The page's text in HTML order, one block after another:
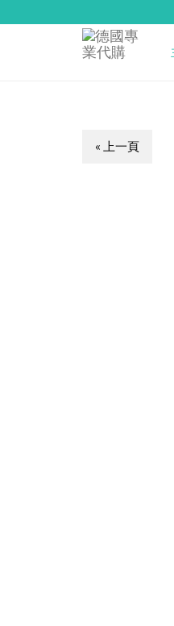
« 上一頁